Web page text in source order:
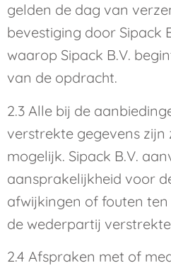
gelden de dag van
bevestiging door Sipack
waarop Sipack B.V.
van de opdracht.
2.3 Alle bij de
verstrekte gegevens zijn
mogelijk. Sipack B.V.
aansprakelijkheid voor
afwijkingen of fouten
de wederpartij
2.4 Afspraken met of